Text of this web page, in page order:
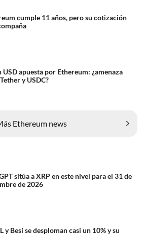
cumple 11 años, pero su cotización
USD apuesta por Ethereum: ¿amenaza
y USDC?
Ethereum news
sitúa a XRP en este nivel para el 31 de
de 2026
y Besi se desploman casi un 10% y su